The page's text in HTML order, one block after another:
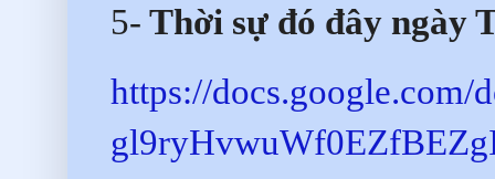
5- Thời sự đó đây ngày
https://